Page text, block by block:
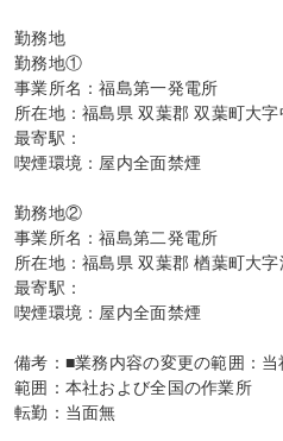
勤務地
勤務地①
事業所名：福島第一発電所
所在地：福島県 双葉郡 双葉町大字
最寄駅：
喫煙環境：屋内全面禁煙
勤務地②
事業所名：福島第二発電所
所在地：福島県 双葉郡 楢葉町大
最寄駅：
喫煙環境：屋内全面禁煙
備考：■業務内容の変更の範囲：
範囲：本社および全国の作業所
転勤：当面無